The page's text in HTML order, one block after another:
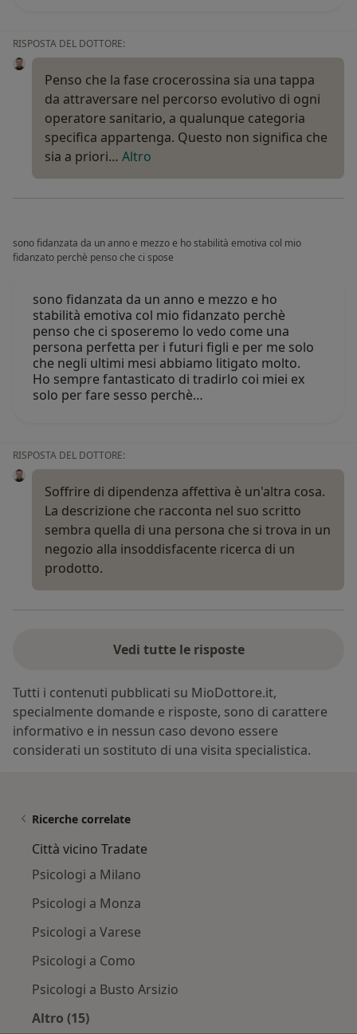
RISPOSTA DEL DOTTORE:
Penso che la fase crocerossina sia una tappa
da attraversare nel percorso evolutivo di ogni
operatore sanitario, a qualunque categoria
specifica appartenga. Questo non significa che
sia a priori… Altro
sono fidanzata da un anno e mezzo e ho stabilità emotiva col mio
fidanzato perchè penso che ci spose
sono fidanzata da un anno e mezzo e ho
stabilità emotiva col mio fidanzato perchè
penso che ci sposeremo lo vedo come una
persona perfetta per i futuri figli e per me solo
che negli ultimi mesi abbiamo litigato molto.
Ho sempre fantasticato di tradirlo coi miei ex
solo per fare sesso perchè…
RISPOSTA DEL DOTTORE:
Soffrire di dipendenza affettiva è un'altra cosa.
La descrizione che racconta nel suo scritto
sembra quella di una persona che si trova in un
negozio alla insoddisfacente ricerca di un
prodotto.
Vedi tutte le risposte
Tutti i contenuti pubblicati su MioDottore.it,
specialmente domande e risposte, sono di carattere
informativo e in nessun caso devono essere
considerati un sostituto di una visita specialistica.
Ricerche correlate
Città vicino Tradate
Psicologi a Milano
Psicologi a Monza
Psicologi a Varese
Psicologi a Como
Psicologi a Busto Arsizio
Altro (15)